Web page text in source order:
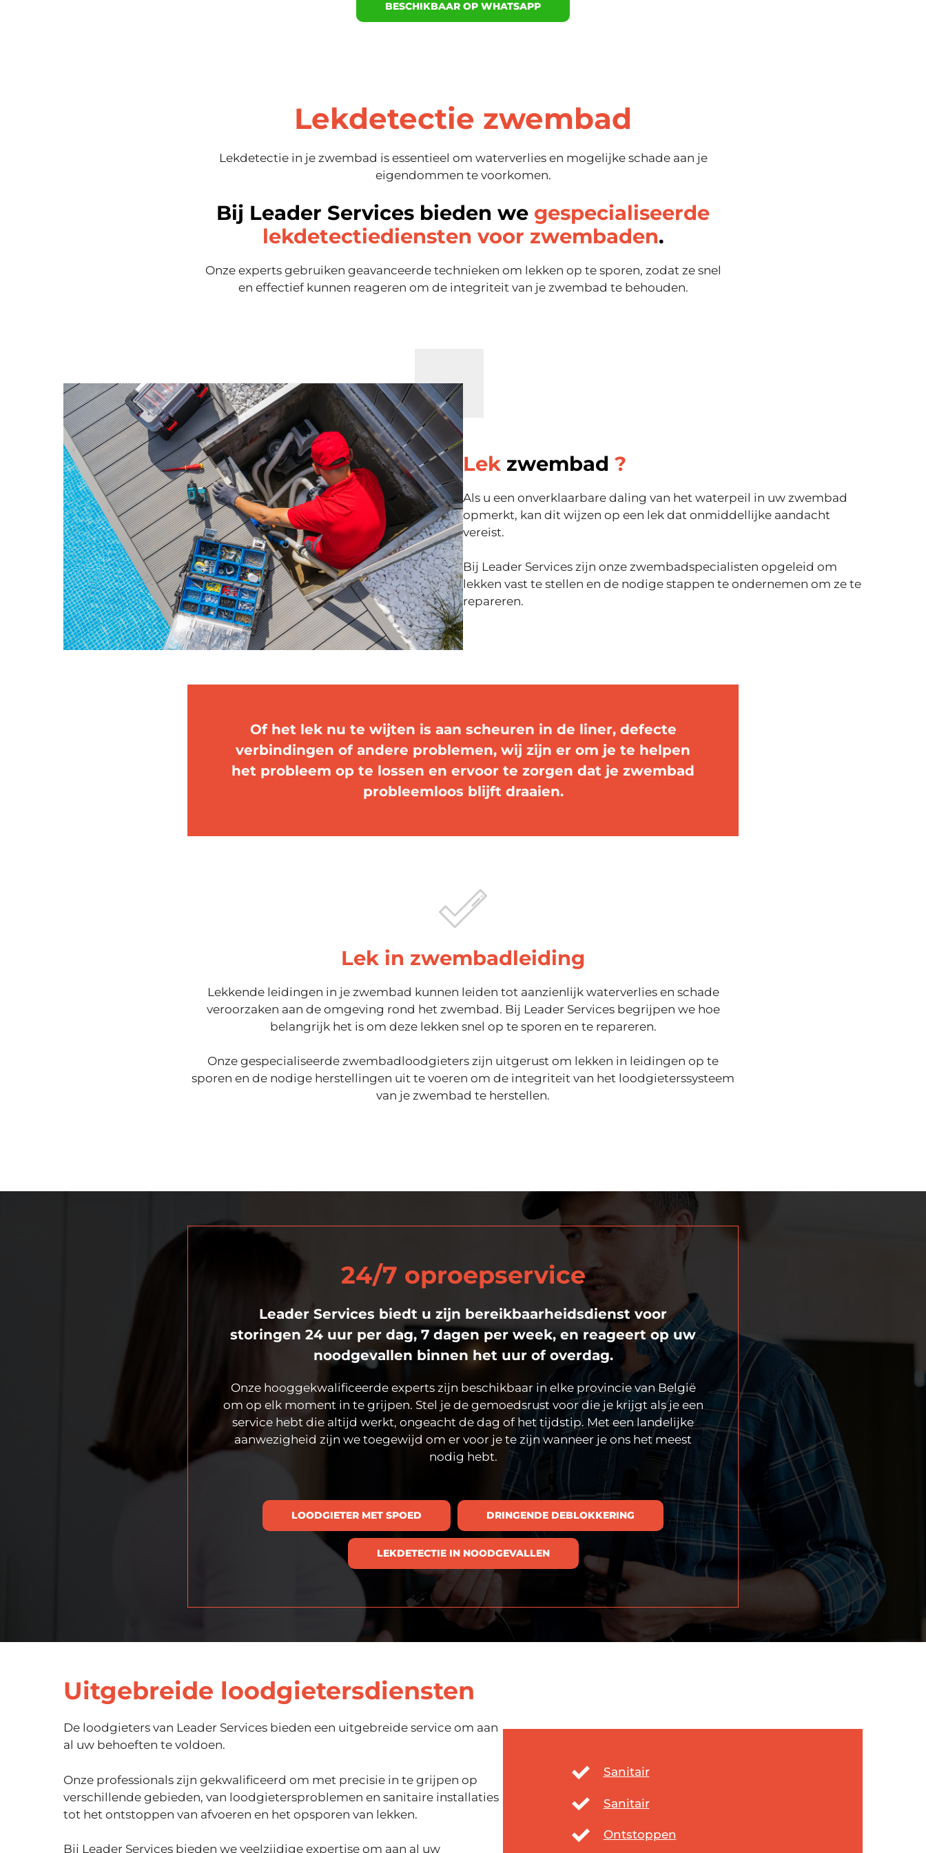
BESCHIKBAAR OP WHATSAPP
Lekdetectie zwembad
Lekdetectie in je zwembad is essentieel om waterverlies en mogelijke schade aan je
eigendommen te voorkomen.
Bij Leader Services bieden we gespecialiseerde
lekdetectiediensten voor zwembaden.
Onze experts gebruiken geavanceerde technieken om lekken op te sporen, zodat ze snel
en effectief kunnen reageren om de integriteit van je zwembad te behouden.
Lek zwembad ?
Als u een onverklaarbare daling van het waterpeil in uw zwembad
opmerkt, kan dit wijzen op een lek dat onmiddellijke aandacht
vereist.
Bij Leader Services zijn onze zwembadspecialisten opgeleid om
lekken vast te stellen en de nodige stappen te ondernemen om ze te
repareren.
Of het lek nu te wijten is aan scheuren in de liner, defecte
verbindingen of andere problemen, wij zijn er om je te helpen
het probleem op te lossen en ervoor te zorgen dat je zwembad
probleemloos blijft draaien.
Lek in zwembadleiding
Lekkende leidingen in je zwembad kunnen leiden tot aanzienlijk waterverlies en schade
veroorzaken aan de omgeving rond het zwembad. Bij Leader Services begrijpen we hoe
belangrijk het is om deze lekken snel op te sporen en te repareren.
Onze gespecialiseerde zwembadloodgieters zijn uitgerust om lekken in leidingen op te
sporen en de nodige herstellingen uit te voeren om de integriteit van het loodgieterssysteem
van je zwembad te herstellen.
24/7 oproepservice
Leader Services biedt u zijn bereikbaarheidsdienst voor
storingen 24 uur per dag, 7 dagen per week, en reageert op uw
noodgevallen binnen het uur of overdag.
Onze hooggekwalificeerde experts zijn beschikbaar in elke provincie van België
om op elk moment in te grijpen. Stel je de gemoedsrust voor die je krijgt als je een
service hebt die altijd werkt, ongeacht de dag of het tijdstip. Met een landelijke
aanwezigheid zijn we toegewijd om er voor je te zijn wanneer je ons het meest
nodig hebt.
LOODGIETER MET SPOED DRINGENDE DEBLOKKERING
LEKDETECTIE IN NOODGEVALLEN
Uitgebreide loodgietersdiensten
De loodgieters van Leader Services bieden een uitgebreide service om aan
al uw behoeften te voldoen.
Onze professionals zijn gekwalificeerd om met precisie in te grijpen op
verschillende gebieden, van loodgietersproblemen en sanitaire installaties
tot het ontstoppen van afvoeren en het opsporen van lekken.
Bij Leader Services bieden we veelzijdige expertise om aan al uw
Sanitair
Sanitair
Ontstoppen